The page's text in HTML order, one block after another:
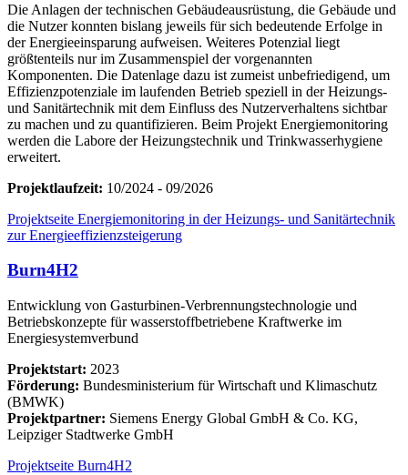
Die Anlagen der technischen Gebäudeausrüstung, die Gebäude und
die Nutzer konnten bislang jeweils für sich bedeutende Erfolge in
der Energieeinsparung aufweisen. Weiteres Potenzial liegt
größtenteils nur im Zusammenspiel der vorgenannten
Komponenten. Die Datenlage dazu ist zumeist unbefriedigend, um
Effizienzpotenziale im laufenden Betrieb speziell in der Heizungs-
und Sanitärtechnik mit dem Einfluss des Nutzerverhaltens sichtbar
zu machen und zu quantifizieren. Beim Projekt Energiemonitoring
werden die Labore der Heizungstechnik und Trinkwasserhygiene
erweitert.
Projektlaufzeit: 10/2024 - 09/2026
Projektseite Energiemonitoring in der Heizungs- und Sanitärtechnik
zur Energieeffizienzsteigerung
Burn4H2
Entwicklung von Gasturbinen-Verbrennungstechnologie und
Betriebskonzepte für wasserstoffbetriebene Kraftwerke im
Energiesystemverbund
Projektstart: 2023
Förderung: Bundesministerium für Wirtschaft und Klimaschutz
(BMWK)
Projektpartner: Siemens Energy Global GmbH & Co. KG,
Leipziger Stadtwerke GmbH
Projektseite Burn4H2